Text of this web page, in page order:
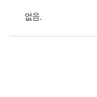
없음.